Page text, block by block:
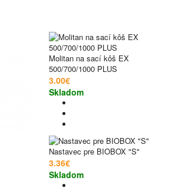
Molitan na sací kôš EX
500/700/1000 PLUS
3.00€
Skladom
Nastavec pre BIOBOX "S"
3.36€
Skladom